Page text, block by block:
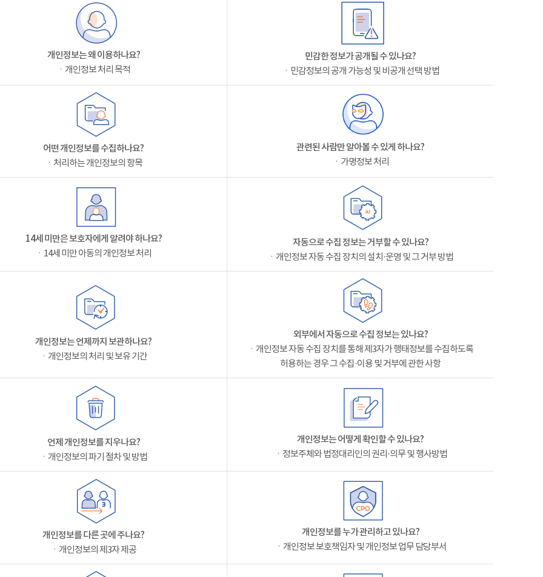
개인정보는 왜 이용하나요?
ㆍ개인정보 처리 목적
민감한 정보가 공개될 수 있나요?
ㆍ민감정보의 공개 가능성 및 비공개 선택 방법
어떤 개인정보를 수집하나요?
ㆍ처리하는 개인정보의 항목
관련된 사람만 알아볼 수 있게 하나요?
ㆍ가명정보 처리
14세 미만은 보호자에게 알려야 하나요?
ㆍ14세 미만 아동의 개인정보 처리
자동으로 수집 정보는 거부할 수 있나요?
ㆍ개인정보 자동 수집 장치의 설치·운영 및 그 거부 방법
개인정보는 언제까지 보관하나요?
ㆍ개인정보의 처리 및 보유 기간
외부에서 자동으로 수집 정보는 있나요?
ㆍ개인정보 자동 수집 장치를 통해 제3자가 행태정보를 수집하도록
허용하는 경우 그 수집·이용 및 거부에 관한 사항
언제 개인정보를 지우나요?
ㆍ개인정보의 파기 절차 및 방법
개인정보는 어떻게 확인할 수 있나요?
ㆍ정보주체와 법정대리인의 권리·의무 및 행사방법
개인정보를 다른 곳에 주나요?
ㆍ개인정보의 제3자 제공
개인정보를 누가 관리하고 있나요?
ㆍ개인정보 보호책임자 및 개인정보 업무 담당부서